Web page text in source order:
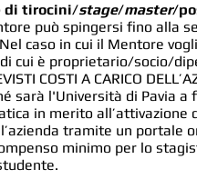
di tirocini/stage/master/
può spingersi fino alla
Nel caso in cui il Mentore
cui è proprietario/socio/
COSTI A CARICO
sarà l'Università di Pavia a
in merito all’attivazione
tramite un portale
minimo per lo